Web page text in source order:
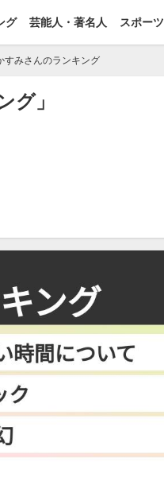
グ 芸能人・著名人 スポーツ
すみさんのランキング
グ」